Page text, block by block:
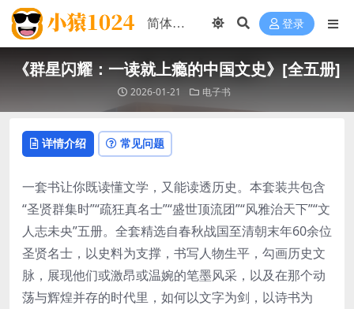
登录
《群星闪耀：一读就上瘾的中国文史》[全五册]
2026-01-21 电子书
详情介绍 常见问题
一套书让你既读懂文学，又能读透历史。本套装共包含
“圣贤群集时”“疏狂真名士”“盛世顶流团”“风雅治天下”“文
人志未央”五册。全套精选自春秋战国至清朝末年60余位
圣贤名士，以史料为支撑，书写人物生平，勾画历史文
脉，展现他们或激昂或温婉的笔墨风采，以及在那个动
荡与辉煌并存的时代里，如何以文字为剑，以诗书为